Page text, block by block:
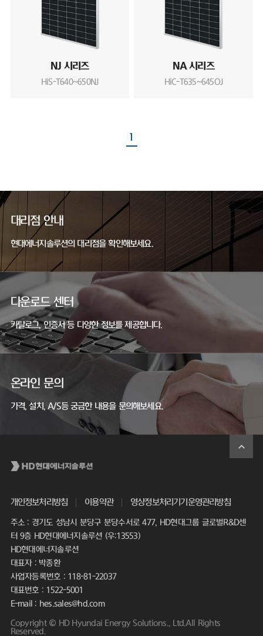
NJ 시리즈
HiS-T640~650NJ
NA 시리즈
HiC-T635~645OJ
1
대리점 안내
현대에너지솔루션의 대리점을 확인해보세요.
다운로드 센터
카탈로그, 인증서 등 다양한 정보를 제공합니다.
온라인 문의
가격, 설치, A/S등 궁금한 내용을 문의해보세요.
개인정보처리방침 이용약관 영상정보처리기기운영관리방침
주소 : 경기도 성남시 분당구 분당수서로 477, HD현대그룹 글로벌R&D센
터 9층 HD현대에너지솔루션 (우:13553)
HD현대에너지솔루션
대표자 : 박종환
사업자등록번호 : 118-81-22037
대표번호 : 1522-5001
E-mail : hes.sales@hd.com
Copyright © HD Hyundai Energy Solutions., Ltd.All Rights
Reserved.